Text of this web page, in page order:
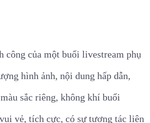
công của một buổi livestream phụ
hình ảnh, nội dung hấp dẫn,
sắc riêng, không khí buổi
vẻ, tích cực, có sự tương tác liên